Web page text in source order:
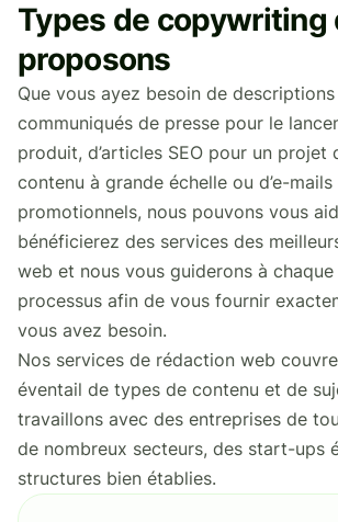
Types de copywriting
proposons
Que vous ayez besoin de
communiqués de presse pour le
produit, d’articles SEO pour un projet
contenu à grande échelle ou d’e-
promotionnels, nous pouvons vous
bénéficierez des services des
web et nous vous guiderons à
processus afin de vous fournir
vous avez besoin.
Nos services de rédaction web
éventail de types de contenu et de
travaillons avec des entreprises de
de nombreux secteurs, des start-ups
structures bien établies.